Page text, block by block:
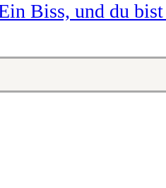
Biss, und du